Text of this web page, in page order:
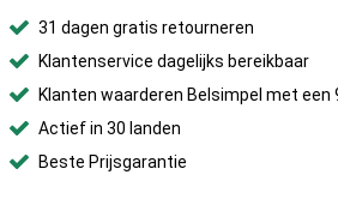
31 dagen gratis retourneren
Klantenservice dagelijks bereikbaar
Klanten waarderen Belsimpel met een
Actief in 30 landen
Beste Prijsgarantie